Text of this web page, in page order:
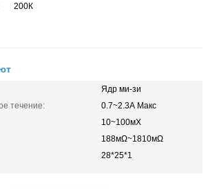
200К
Ядр ми-зи
течение:
0.7~2.3А Макс
10~100мХ
188мΩ~1810мΩ
28*25*1